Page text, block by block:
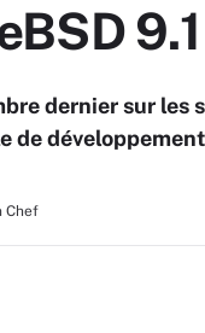
9.1
dernier sur les
de
Chef